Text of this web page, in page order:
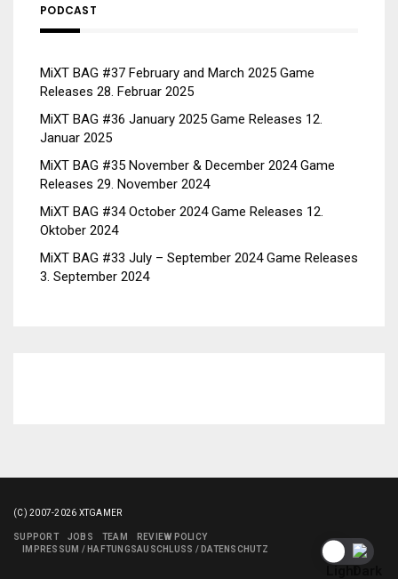
PODCAST
MiXT BAG #37 February and March 2025 Game
Releases 28. Februar 2025
MiXT BAG #36 January 2025 Game Releases 12.
Januar 2025
MiXT BAG #35 November & December 2024 Game
Releases 29. November 2024
MiXT BAG #34 October 2024 Game Releases 12.
Oktober 2024
MiXT BAG #33 July – September 2024 Game Releases
3. September 2024
(C) 2007-2026 XTGAMER
SUPPORT JOBS TEAM
REVIEW POLICY
IMPRESSUM / HAFTUNGSAUSCHLUSS / DATENSCHUTZ